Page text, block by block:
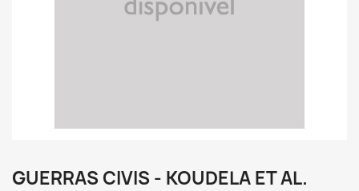
GUERRAS CIVIS - KOUDELA ET AL.